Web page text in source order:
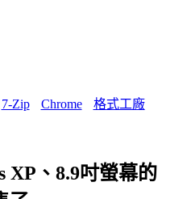
7-Zip Chrome 格式工廠
XP、8.9吋螢幕的